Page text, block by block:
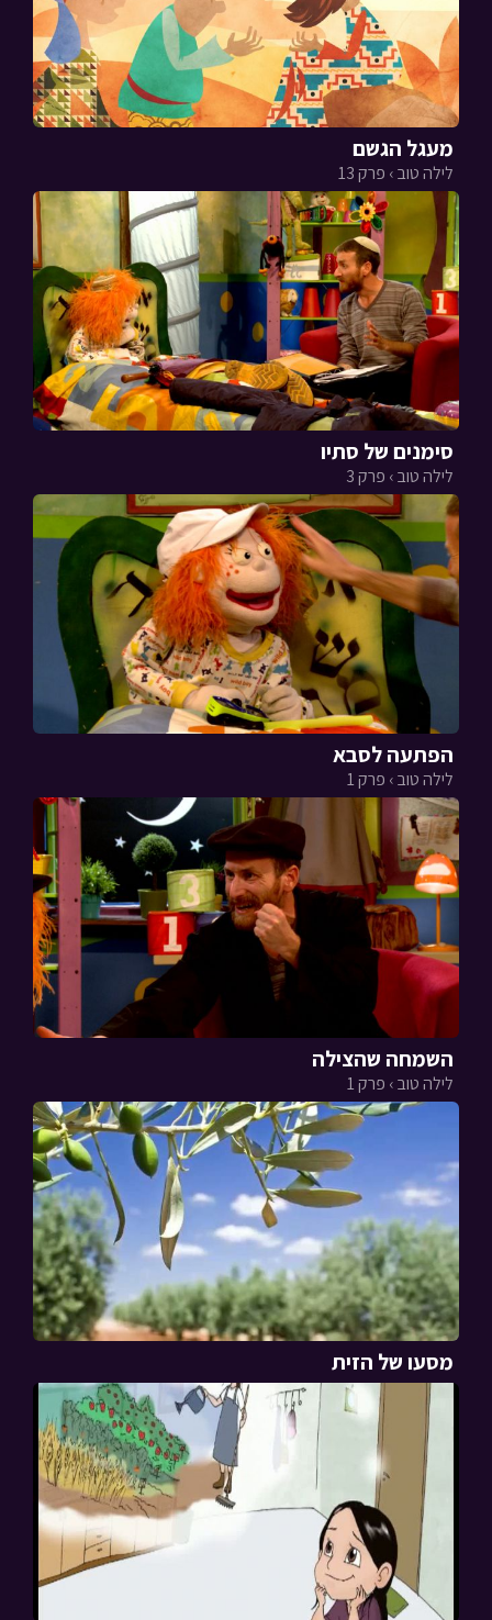
מעגל הגשם
לילה טוב › פרק 13
סימנים של סתיו
לילה טוב › פרק 3
הפתעה לסבא
לילה טוב › פרק 1
השמחה שהצילה
לילה טוב › פרק 1
מסעו של הזית